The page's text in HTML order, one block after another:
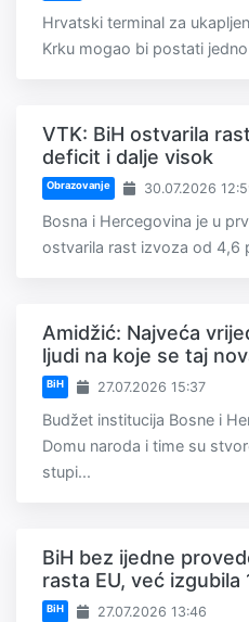
Hrvatski terminal za
Krku mogao bi postati
VTK: BiH ostvarila
deficit i dalje visok
Obrazovanje 30.07.2026
Bosna i Hercegovina je u
ostvarila rast izvoza od 4,6
Amidžić: Najveća
ljudi na koje se taj
BiH 27.07.2026 15:37
Budžet institucija Bosne i
Domu naroda i time su
stupi...
BiH bez ijedne
rasta EU, već izgubila
BiH 27.07.2026 13:46